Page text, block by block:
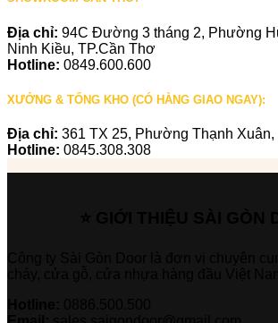
Địa chỉ: 94C Đường 3 tháng 2, Phường
Ninh Kiều, TP.Cần Thơ
Hotline: 0849.600.600
XƯỞNG & TỔNG KHO (CÓ HÀNG GIAO NGAY):
Địa chỉ: 361 TX 25, Phường Thạnh Xuân,
Hotline: 0845.308.308